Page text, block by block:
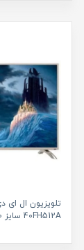
تلویزیون ال
40FH512A سایز 40 اینچ